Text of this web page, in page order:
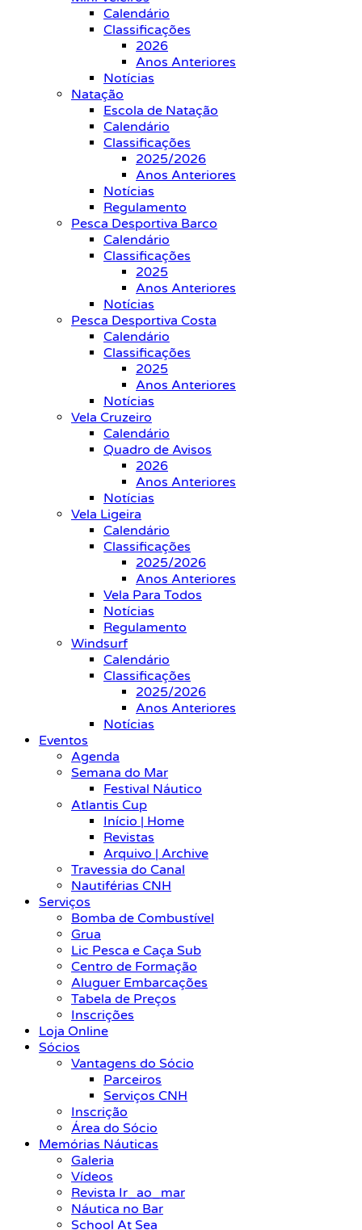
Calendário
Classificações
2026
Anos Anteriores
Notícias
Natação
Escola de Natação
Calendário
Classificações
2025/2026
Anos Anteriores
Notícias
Regulamento
Pesca Desportiva Barco
Calendário
Classificações
2025
Anos Anteriores
Notícias
Pesca Desportiva Costa
Calendário
Classificações
2025
Anos Anteriores
Notícias
Vela Cruzeiro
Calendário
Quadro de Avisos
2026
Anos Anteriores
Notícias
Vela Ligeira
Calendário
Classificações
2025/2026
Anos Anteriores
Vela Para Todos
Notícias
Regulamento
Windsurf
Calendário
Classificações
2025/2026
Anos Anteriores
Notícias
Eventos
Agenda
Semana do Mar
Festival Náutico
Atlantis Cup
Início | Home
Revistas
Arquivo | Archive
Travessia do Canal
Nautiférias CNH
Serviços
Bomba de Combustível
Grua
Lic Pesca e Caça Sub
Centro de Formação
Aluguer Embarcações
Tabela de Preços
Inscrições
Loja Online
Sócios
Vantagens do Sócio
Parceiros
Serviços CNH
Inscrição
Área do Sócio
Memórias Náuticas
Galeria
Vídeos
Revista Ir_ao_mar
Náutica no Bar
School At Sea